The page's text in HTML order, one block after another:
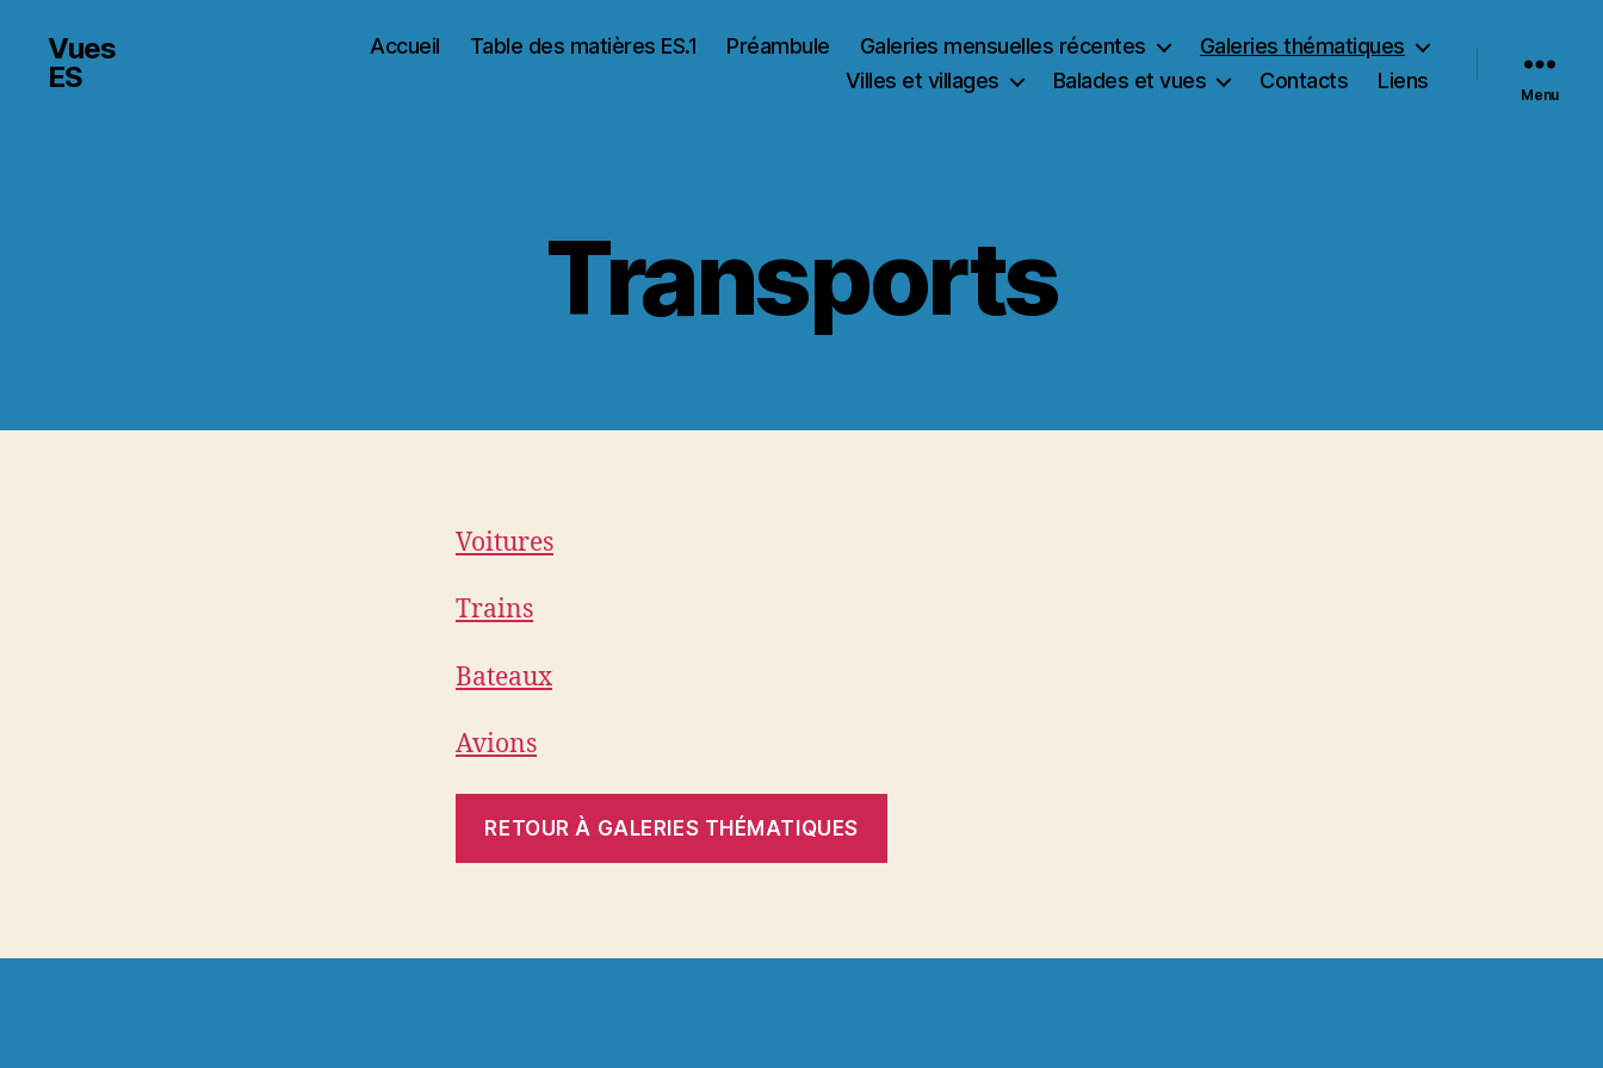
Vues
ES
Accueil Table des matières ES.1 Préambule Galeries mensuelles récentes
Galeries thématiques
Villes et villages
Balades et vues Contacts Liens
Menu
Transports
Voitures
Trains
Bateaux
Avions
RETOUR À GALERIES THÉMATIQUES